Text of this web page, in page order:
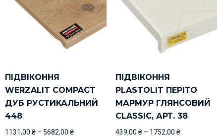
ПІДВІКОННЯ
WERZALIT COMPACT
ДУБ РУСТИКАЛЬНИЙ
448
1131,00 ₴ – 5682,00 ₴
ПІДВІКОННЯ
PLASTOLIT ПЕРІТО
МАРМУР ГЛЯНСОВИЙ
CLASSIC, АРТ. 38
439,00 ₴– 1752,00 ₴